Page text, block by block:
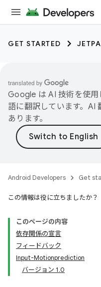
GET STARTED
Google は AI 技術を使
語に翻訳しています。AI
あります。
Android Developers Get
この情報は役に立ちましたか？
このページの内容
依存関係の宣言
フィードバック
Input-Motionprediction
バージョン 1.0